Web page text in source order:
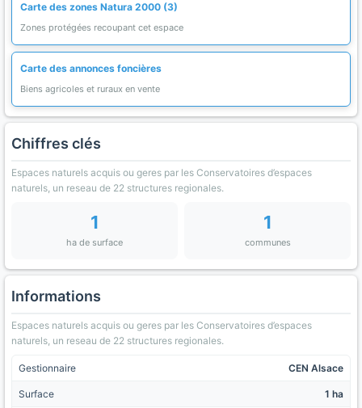
Carte des zones Natura 2000 (3)
Zones protégées recoupant cet espace
Carte des annonces foncières
Biens agricoles et ruraux en vente
Chiffres clés
Espaces naturels acquis ou geres par les Conservatoires d’espaces
naturels, un reseau de 22 structures regionales.
1
ha de surface
1
communes
Informations
Espaces naturels acquis ou geres par les Conservatoires d’espaces
naturels, un reseau de 22 structures regionales.
Gestionnaire CEN Alsace
Surface 1 ha